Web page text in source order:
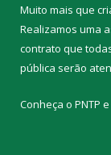
Muito mais que
Realizamos uma
contrato que
pública serão
Conheça o PNTP e